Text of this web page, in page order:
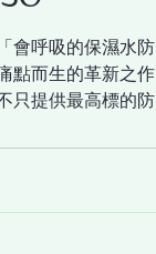
子，能帶來絕
會呼吸的保濕水防
點而生的革新之作
只提供最高標的防